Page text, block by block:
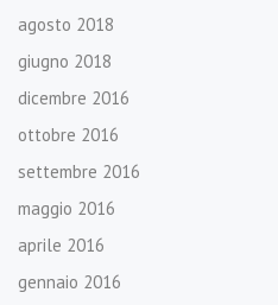
agosto 2018
giugno 2018
dicembre 2016
ottobre 2016
settembre 2016
maggio 2016
aprile 2016
gennaio 2016